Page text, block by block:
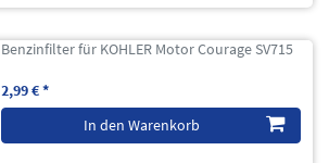
Benzinfilter für KOHLER Motor Courage SV715
2,99 € *
In den Warenkorb